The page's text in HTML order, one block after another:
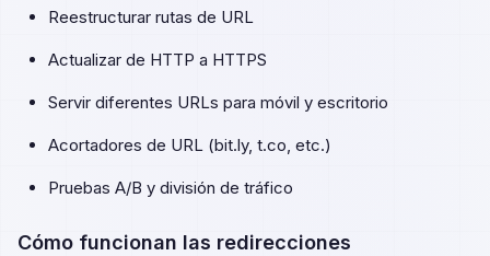
Reestructurar rutas de URL
Actualizar de HTTP a HTTPS
Servir diferentes URLs para móvil y escritorio
Acortadores de URL (bit.ly, t.co, etc.)
Pruebas A/B y división de tráfico
Cómo funcionan las redirecciones